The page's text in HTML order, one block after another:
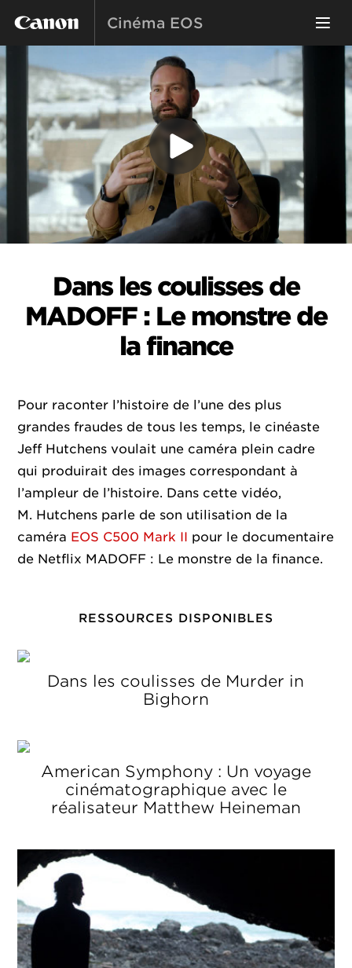
Cinéma EOS
Dans les coulisses de
MADOFF : Le monstre de
la finance
Pour raconter l’histoire de l’une des plus
grandes fraudes de tous les temps, le cinéaste
Jeff Hutchens voulait une caméra plein cadre
qui produirait des images correspondant à
l’ampleur de l’histoire. Dans cette vidéo,
M. Hutchens parle de son utilisation de la
caméra EOS C500 Mark II pour le documentaire
de Netflix MADOFF : Le monstre de la finance.
RESSOURCES DISPONIBLES
Dans les coulisses de Murder in
Bighorn
American Symphony : Un voyage
cinématographique avec le
réalisateur Matthew Heineman